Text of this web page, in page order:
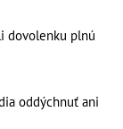
dovolenku plnú
oddýchnuť ani